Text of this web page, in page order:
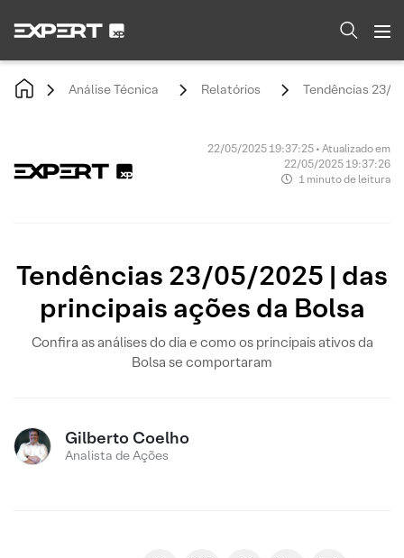
Análise Técnica Relatórios Tendências 23/
22/05/2025 19:37:25 • Atualizado em
22/05/2025 19:37:26
1 minuto de leitura
Tendências 23/05/2025 | das
principais ações da Bolsa
Confira as análises do dia e como os principais ativos da
Bolsa se comportaram
Gilberto Coelho
Analista de Ações